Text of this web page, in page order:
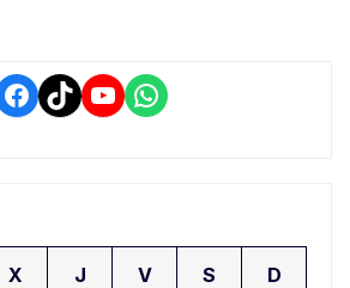
Facebook
TikTokYouTube
WhatsApp
X J V S D